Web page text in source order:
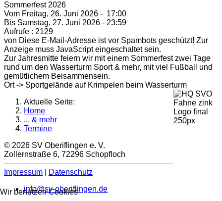
Sommerfest 2026
Vom Freitag, 26. Juni 2026 - 17:00
Bis Samstag, 27. Juni 2026 - 23:59
Aufrufe : 2129
von Diese E-Mail-Adresse ist vor Spambots geschützt! Zur
Anzeige muss JavaScript eingeschaltet sein.
Zur Jahresmitte feiern wir mit einem Sommerfest zwei Tage
rund um den Wasserturm Sport & mehr, mit viel Fußball und
gemütlichem Beisammensein.
Ort -> Sportgelände auf Krimpelen beim Wasserturm
Aktuelle Seite:
Home
... & mehr
Termine
© 2026 SV Oberiflingen e. V.
Zollernstraße 6, 72296 Schopfloch
Impressum
Datenschutz
info@sv-oberiflingen.de
Wir benutzen Cookies